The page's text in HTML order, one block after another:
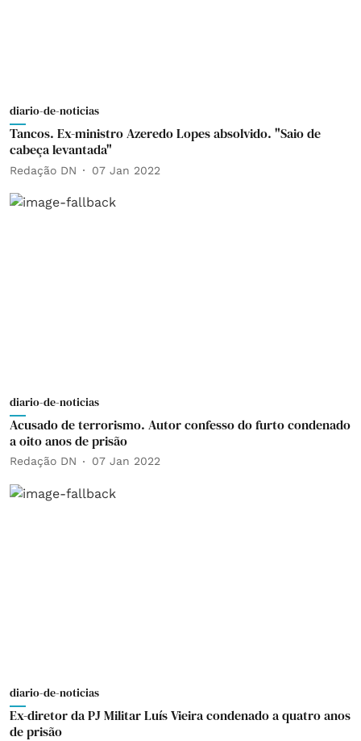
diario-de-noticias
Tancos. Ex-ministro Azeredo Lopes absolvido. "Saio de
cabeça levantada"
Redação DN 07 Jan 2022
diario-de-noticias
Acusado de terrorismo. Autor confesso do furto condenado
a oito anos de prisão
Redação DN 07 Jan 2022
diario-de-noticias
Ex-diretor da PJ Militar Luís Vieira condenado a quatro anos
de prisão